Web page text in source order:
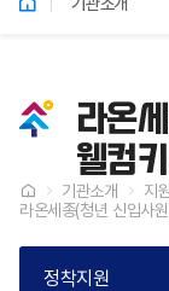
라온
웰컴
기관소개 지
라온세종(청년 신입사
정착지원